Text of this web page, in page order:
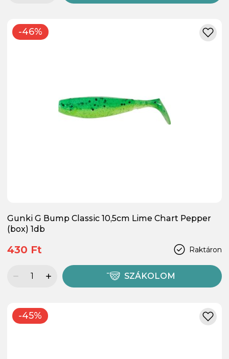
-46%
Gunki G Bump Classic 10,5cm Lime Chart Pepper
(box) 1db
Raktáron
430 Ft
SZÁKOLOM
-45%